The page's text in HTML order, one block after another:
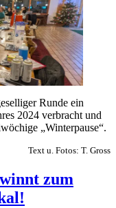
Runde ein
2024 verbracht und
„Winterpause“.
Text u. Fotos: T. Gross
zum